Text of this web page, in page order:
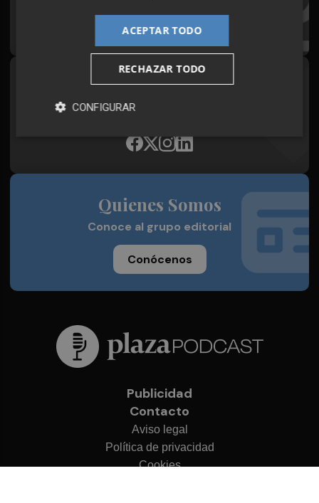
¡Quiero suscribirme!
Síguenos en redes
Plaza Podcast, desde cualquier medio
Quienes Somos
Conoce al grupo editorial
Conócenos
Publicidad
Contacto
Aviso legal
Política de privacidad
Cookies
ACEPTAR TODO
RECHAZAR TODO
CONFIGURAR